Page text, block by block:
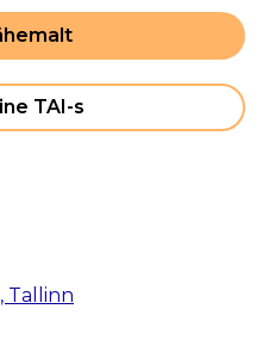
TAI-s
Tallinn